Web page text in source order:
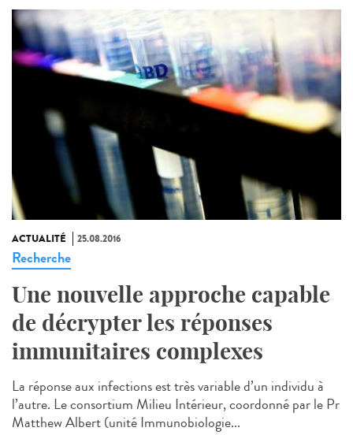
ACTUALITÉ 25.08.2016
Recherche
Une nouvelle approche capable
de décrypter les réponses
immunitaires complexes
La réponse aux infections est très variable d’un individu à
l’autre. Le consortium Milieu Intérieur, coordonné par le Pr
Matthew Albert (unité Immunobiologie...